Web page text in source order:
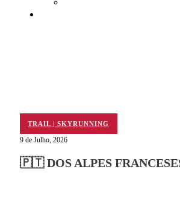
TRAIL | SKYRUNNING
9 de Julho, 2026
🇵🇹 DOS ALPES